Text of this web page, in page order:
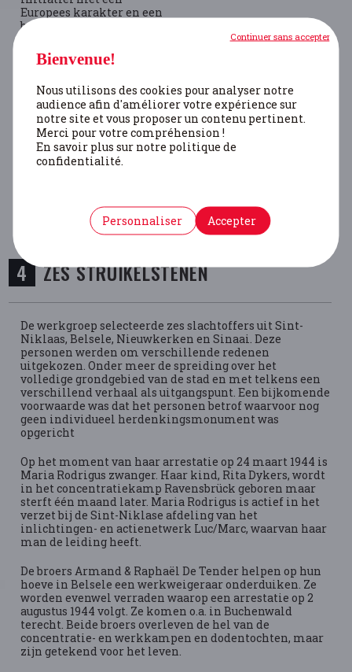
Europees karakter en een
brede draagwijdte in vele
de Duitse kunstenaar
Gunter Demnig. Hij
in 1995 en nu liggen er
meer dan 90.000,
verspreid over heel
Europa.
Wie meer informatie wil
terugvinden:
www.stolpersteine.eu
ZES STRUIKELSTENEN
De werkgroep selecteerde zes slachtoffers uit Sint-
Niklaas, Belsele, Nieuwkerken en Sinaai. Deze
personen werden om verschillende redenen
uitgekozen. Onder meer de spreiding over het
volledige grondgebied van de stad en met telkens een
verschillend verhaal als uitgangspunt. Een bijkomende
voorwaarde was dat het personen betrof waarvoor nog
geen individueel herdenkingsmonument was
opgericht
Op het moment van haar arrestatie op 24 maart 1944 is
Maria Rodrigus zwanger. Haar kind, Rita Dykers, wordt
in het concentratiekamp Ravensbrück geboren maar
sterft één maand later. Maria Rodrigus is actief in het
verzet bij de Sint-Niklase afdeling van het
inlichtingen- en actienetwerk Luc/Marc, waarvan haar
man de leiding heeft.
De broers Armand & Raphaël De Tender helpen op hun
hoeve in Belsele een werkweigeraar onderduiken. Ze
worden evenwel verraden waarop een arrestatie op 2
augustus 1944 volgt. Ze komen o.a. in Buchenwald
terecht. Beide broers overleven de hel van de
concentratie- en werkkampen en dodentochten, maar
zijn getekend voor het leven.
Bienvenue!
Nous utilisons des cookies pour analyser notre
audience afin d'améliorer votre expérience sur
notre site et vous proposer un contenu pertinent.
Merci pour votre compréhension !
En savoir plus sur notre politique de
confidentialité.
Personnaliser Accepter
Continuer sans accepter